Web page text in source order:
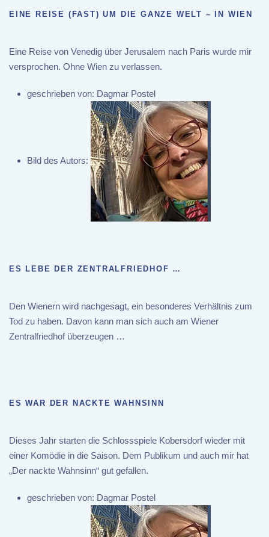
EINE REISE (FAST) UM DIE GANZE WELT – IN WIEN
Eine Reise von Venedig über Jerusalem nach Paris wurde mir
versprochen. Ohne Wien zu verlassen.
geschrieben von: Dagmar Postel
Bild des Autors:
ES LEBE DER ZENTRALFRIEDHOF …
Den Wienern wird nachgesagt, ein besonderes Verhältnis zum
Tod zu haben. Davon kann man sich auch am Wiener
Zentralfriedhof überzeugen …
ES WAR DER NACKTE WAHNSINN
Dieses Jahr starten die Schlossspiele Kobersdorf wieder mit
einer Komödie in die Saison. Dem Publikum und auch mir hat
„Der nackte Wahnsinn“ gut gefallen.
geschrieben von: Dagmar Postel